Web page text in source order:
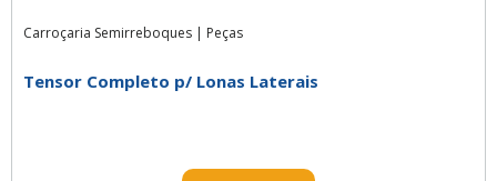
Carroçaria Semirreboques Peças
Tensor Completo p/ Lonas Laterais